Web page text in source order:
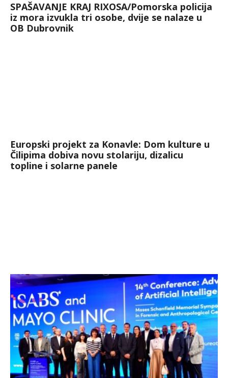
SPAŠAVANJE KRAJ RIXOSA/Pomorska policija
iz mora izvukla tri osobe, dvije se nalaze u
OB Dubrovnik
Europski projekt za Konavle: Dom kulture u
Čilipima dobiva novu stolariju, dizalicu
topline i solarne panele